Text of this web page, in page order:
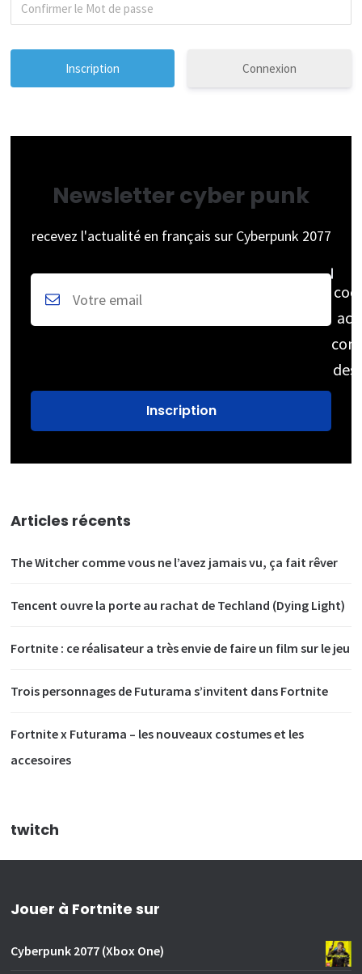
Connexion
Newsletter cyber punk
recevez l'actualité en français sur Cyberpunk 2077
des
Articles récents
The Witcher comme vous ne l’avez jamais vu, ça fait rêver
Tencent ouvre la porte au rachat de Techland (Dying Light)
Fortnite : ce réalisateur a très envie de faire un film sur le jeu
Trois personnages de Futurama s’invitent dans Fortnite
Fortnite x Futurama – les nouveaux costumes et les
accesoires
twitch
Jouer à Fortnite sur
Cyberpunk 2077 (Xbox One)